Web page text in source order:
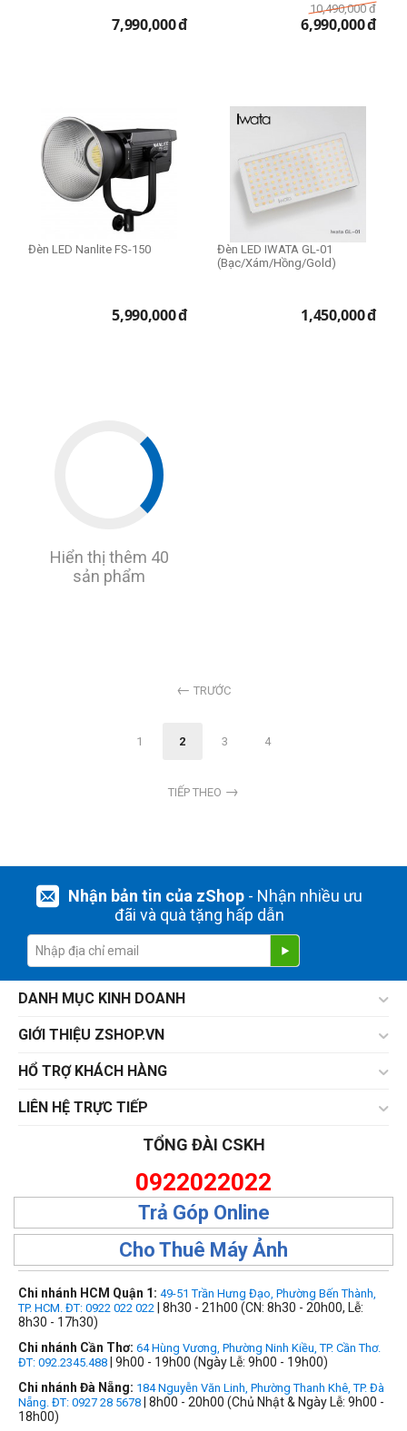
7,990,000đ
10,490,000 đ
6,990,000đ
Đèn LED Nanlite FS-150
5,990,000đ
Đèn LED IWATA GL-01
(Bạc/Xám/Hồng/Gold)
1,450,000đ
Hiển thị thêm 40
sản phẩm
TRƯỚC
1 2 3 4
TIẾP THEO
Nhận bản tin của zShop- Nhận nhiều ưu
đãi và quà tặng hấp dẫn
DANH MỤC KINH DOANH
GIỚI THIỆU ZSHOP.VN
HỔ TRỢ KHÁCH HÀNG
LIÊN HỆ TRỰC TIẾP
TỔNG ĐÀI CSKH
0922022022
Trả Góp Online
Cho Thuê Máy Ảnh
Chi nhánh HCM Quận 1: 49-51 Trần Hưng Đạo, Phường Bến Thành,
TP. HCM. ĐT: 0922 022 022 | 8h30 - 21h00 (CN: 8h30 - 20h00, Lễ:
8h30 - 17h30)
Chi nhánh Cần Thơ: 64 Hùng Vương, Phường Ninh Kiều, TP. Cần Thơ.
ĐT: 092.2345.488 | 9h00 - 19h00 (Ngày Lễ: 9h00 - 19h00)
Chi nhánh Đà Nẵng: 184 Nguyễn Văn Linh, Phường Thanh Khê, TP. Đà
Nẵng. ĐT: 0927 28 5678 | 8h00 - 20h00 (Chủ Nhật & Ngày Lễ: 9h00 -
18h00)